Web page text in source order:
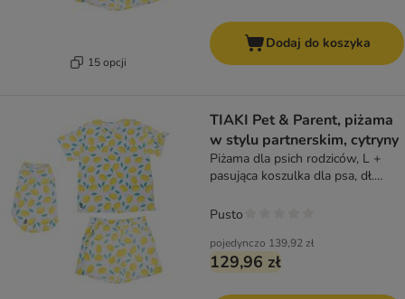
15 opcji
Dodaj do koszyka
TIAKI Pet & Parent, piżama
w stylu partnerskim, cytryny
Piżama dla psich rodziców, L +
pasująca koszulka dla psa, dł.
pojedynczo 139,92 zł
129,96 zł
Pusto